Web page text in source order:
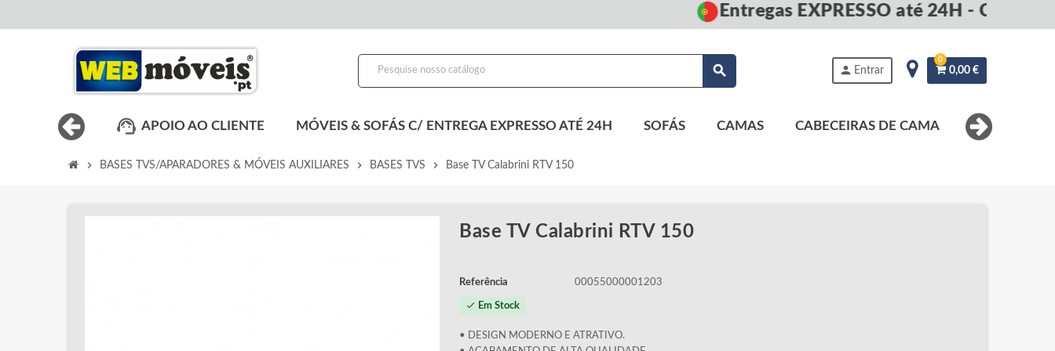
Entregas EXPRESSO até 24H - Compre
search person Entrar
0
0,00 €
APOIO AO CLIENTE MÓVEIS & SOFÁS C/ ENTREGA EXPRESSO ATÉ 24H SOFÁS CAMAS CABECEIRAS DE CAMA MESAS DE
chevron_right BASES TVS/APARADORES & MÓVEIS AUXILIARES chevron_right BASES TVS chevron_right Base TV Calabrini RTV 150
Base TV Calabrini RTV 150
Referência 00055000001203
check Em Stock
• DESIGN MODERNO E ATRATIVO.